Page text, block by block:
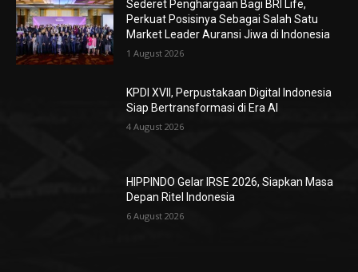
Sederet Penghargaan Bagi BRI Life,
Perkuat Posisinya Sebagai Salah Satu
Market Leader Auransi Jiwa di Indonesia
1 August 2026
KPDI XVII, Perpustakaan Digital Indonesia
Siap Bertransformasi di Era AI
4 August 2026
HIPPINDO Gelar IRSE 2026, Siapkan Masa
Depan Ritel Indonesia
6 August 2026